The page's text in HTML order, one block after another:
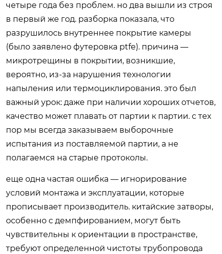
четыре года без проблем. но два вышли из строя
в первый же год. разборка показала, что
разрушилось внутреннее покрытие камеры
(было заявлено футеровка ptfe). причина —
микротрещины в покрытии, возникшие,
вероятно, из-за нарушения технологии
напыления или термоциклирования. это был
важный урок: даже при наличии хороших отчетов,
качество может плавать от партии к партии. с тех
пор мы всегда заказываем выборочные
испытания из поставляемой партии, а не
полагаемся на старые протоколы.
еще одна частая ошибка — игнорирование
условий монтажа и эксплуатации, которые
прописывает производитель. китайские затворы,
особенно с демпфированием, могут быть
чувствительны к ориентации в пространстве,
требуют определенной чистоты трубопровода